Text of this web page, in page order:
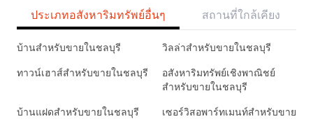
ประเภทอสังหาริมทรัพย์อื่นๆ สถานที่ใกล้เคียง
บ้านสำหรับขายในชลบุรี วิลล่าสำหรับขายในชลบุรี
ทาวน์เฮาส์สำหรับขายในชลบุรี
อสังหาริมทรัพย์เชิงพาณิชย์
สำหรับขายในชลบุรี
บ้านแฝดสำหรับขายในชลบุรี
เซอร์วิสอพาร์ทเมนท์สำหรับขาย